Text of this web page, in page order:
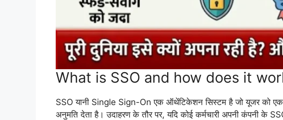
What is SSO and how does it
SSO यानी Single Sign-On एक ऑथेंटिकेशन सिस्टम है जो यूजर को एक
अनुमति देता है। उदाहरण के तौर पर, यदि कोई कर्मचारी अपनी कंपनी के